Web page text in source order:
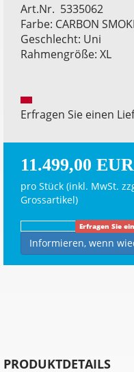
Art.Nr. 5335062
Farbe: CARBON
Geschlecht: Uni
Rahmengröße: XL
Erfragen Sie einen
11.499,00 EUR
pro Stück (inkl. MwSt.
Grossartikel)
Erfragen Sie
Informieren, wenn
PRODUKTDETAILS